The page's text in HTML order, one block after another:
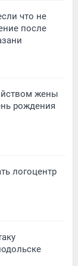
что не
после
жены
рождения
логоцентр